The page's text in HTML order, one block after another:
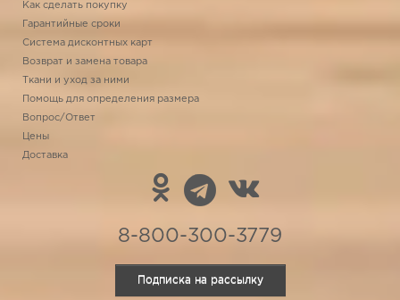
Как сделать покупку
Гарантийные сроки
Система дисконтных карт
Возврат и замена товара
Ткани и уход за ними
Помощь для определения размера
Вопрос/Ответ
Цены
Доставка
8-800-300-3779
Подписка на рассылку